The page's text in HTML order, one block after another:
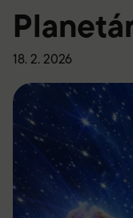
18. 2. 2026